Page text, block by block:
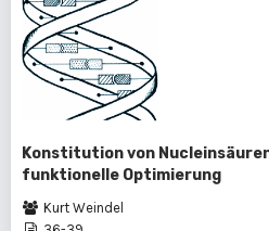
Konstitution von
funktionelle Optimierung
Kurt Weindel